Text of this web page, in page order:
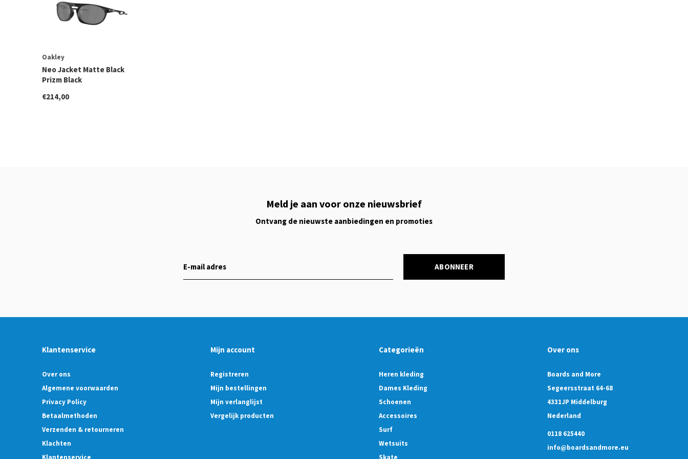
Oakley
Neo Jacket Matte Black
Prizm Black
€214,00
Meld je aan voor onze nieuwsbrief
Ontvang de nieuwste aanbiedingen en promoties
ABONNEER
Klantenservice
Over ons
Algemene voorwaarden
Privacy Policy
Betaalmethoden
Verzenden & retourneren
Klachten
Klantenservice
Mijn account
Registreren
Mijn bestellingen
Mijn verlanglijst
Vergelijk producten
Categorieën
Heren kleding
Dames Kleding
Schoenen
Accessoires
Surf
Wetsuits
Skate
Over ons
Boards and More
Segeersstraat 64-68
4331JP Middelburg
Nederland
0118 625440
info@boardsandmore.eu